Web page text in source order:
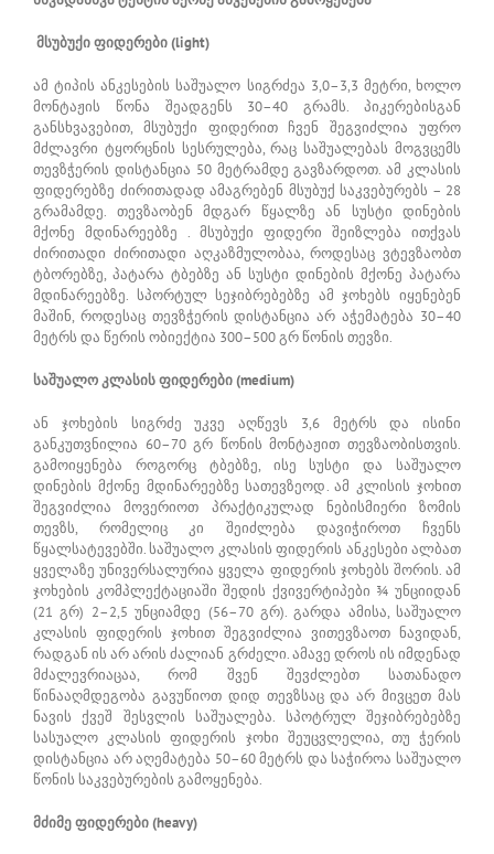
მსუბუქი ფიდერები (light)
ამ ტიპის ანკესების საშუალო სიგრძეა 3,0–3,3 მეტრი, ხოლო
მონტაჟის წონა შეადგენს 30–40 გრამს. პიკერებისგან
განსხვავებით, მსუბუქი ფიდერით ჩვენ შეგვიძლია უფრო
მძლავრი ტყორცნის სესრულება, რაც საშუალებას მოგვცემს
თევზჭერის დისტანცია 50 მეტრამდე გავზარდოთ. ამ კლასის
ფიდერებზე ძირითადად ამაგრებენ მსუბუქ საკვებურებს – 28
გრამამდე. თევზაობენ მდგარ წყალზე ან სუსტი დინების
მქონე მდინარეებზე . მსუბუქი ფიდერი შეიზლება ითქვას
ძირითადი ძირითადი აღკაზმულობაა, როდესაც ვტევზაობთ
ტბორებზე, პატარა ტბებზე ან სუსტი დინების მქონე პატარა
მდინარეებზე. სპორტულ სეჯიბრებებზე ამ ჯოხებს იყენებენ
მაშინ, როდესაც თევზჭერის დისტანცია არ აჭემატება 30–40
მეტრს და წერის ობიექტია 300–500 გრ წონის თევზი.
საშუალო კლასის ფიდერები (medium)
ან ჯოხების სიგრძე უკვე აღწევს 3,6 მეტრს და ისინი
განკუთვნილია 60–70 გრ წონის მონტაჟით თევზაობისთვის.
გამოიყენება როგორც ტბებზე, ისე სუსტი და საშუალო
დინების მქონე მდინარეებზე სათევზეოდ. ამ კლისის ჯოხით
შეგვიძლია მოვერიოთ პრაქტიკულად ნებისმიერი ზომის
თევზს, რომელიც კი შეიძლება დავიჭიროთ ჩვენს
წყალსატევებში. საშუალო კლასის ფიდერის ანკესები ალბათ
ყველაზე უნივერსალურია ყველა ფიდერის ჯოხებს შორის. ამ
ჯოხების კომპლექტაციაში შედის ქვივერტიპები ¾ უნციიდან
(21 გრ) 2–2,5 უნციამდე (56–70 გრ). გარდა ამისა, საშუალო
კლასის ფიდერის ჯოხით შეგვიძლია ვითევზაოთ ნავიდან,
რადგან ის არ არის ძალიან გრძელი. ამავე დროს ის იმდენად
მძალევრიაცაა, რომ შვენ შევძლებთ სათანადო
წინააღმდეგობა გავუწიოთ დიდ თევზსაც და არ მივცეთ მას
ნავის ქვეშ შესვლის საშუალება. სპოტრულ შეჯიბრებებზე
სასუალო კლასის ფიდერის ჯოხი შეუცვლელია, თუ ჭერის
დისტანცია არ აღემატება 50–60 მეტრს და საჭიროა საშუალო
წონის საკვებურების გამოყენება.
მძიმე ფიდერები (heavy)